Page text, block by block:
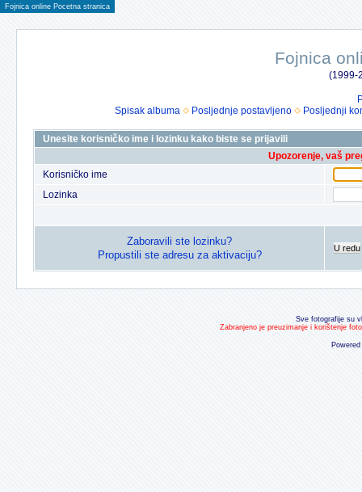
Fojnica online Pocetna stranica
Fojnica
(1999-
Spisak albuma
Posljednje postavljeno Posljednji
Unesite korisničko ime i lozinku kako biste se prijavili
Upozorenje, vaš
Korisničko ime
Lozinka
Zaboravili ste lozinku?
Propustili ste adresu za aktivaciju?
U redu
Sve fotografije su
Zabranjeno je preuzimanje i korištenje